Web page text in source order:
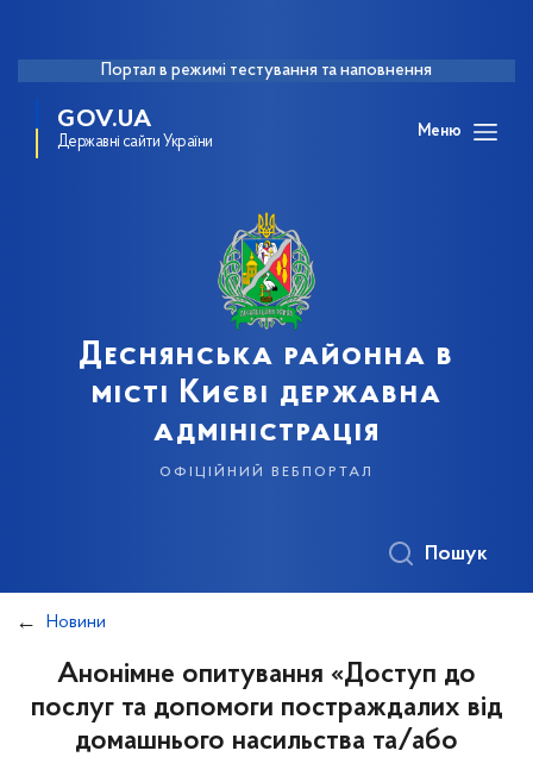
Портал в режимі тестування та наповнення
GOV.UA
Державні сайти України
Меню
Деснянська районна в
місті Києві державна
адміністрація
офіційний вебпортал
Пошук
Новини
Анонімне опитування «Доступ до
послуг та допомоги постраждалих від
домашнього насильства та/або